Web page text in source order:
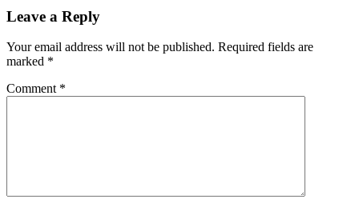
Leave a Reply
Your email address will not be published. Required fields are
marked *
Comment *